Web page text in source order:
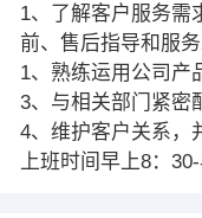
1、了解客户服务需
前、售后指导和服务
1、熟练运用公司产
3、与相关部门紧密
4、维护客户关系，
上班时间早上8：